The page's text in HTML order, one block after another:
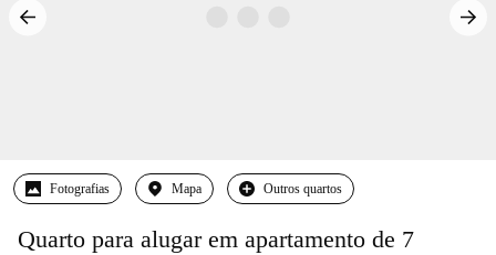
Fotografias Mapa Outros quartos
Quarto para alugar em apartamento de 7